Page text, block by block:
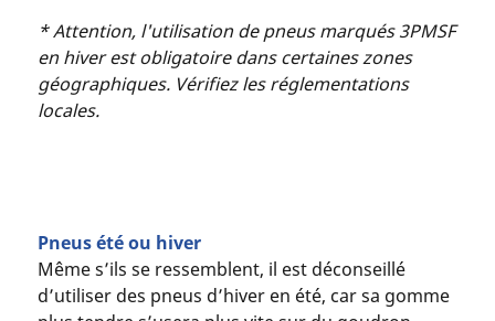
* Attention, l'utilisation de pneus marqués 3PMSF
en hiver est obligatoire dans certaines zones
géographiques. Vérifiez les réglementations
locales.
Pneus été ou hiver
Même s’ils se ressemblent, il est déconseillé
d’utiliser des pneus d’hiver en été, car sa gomme